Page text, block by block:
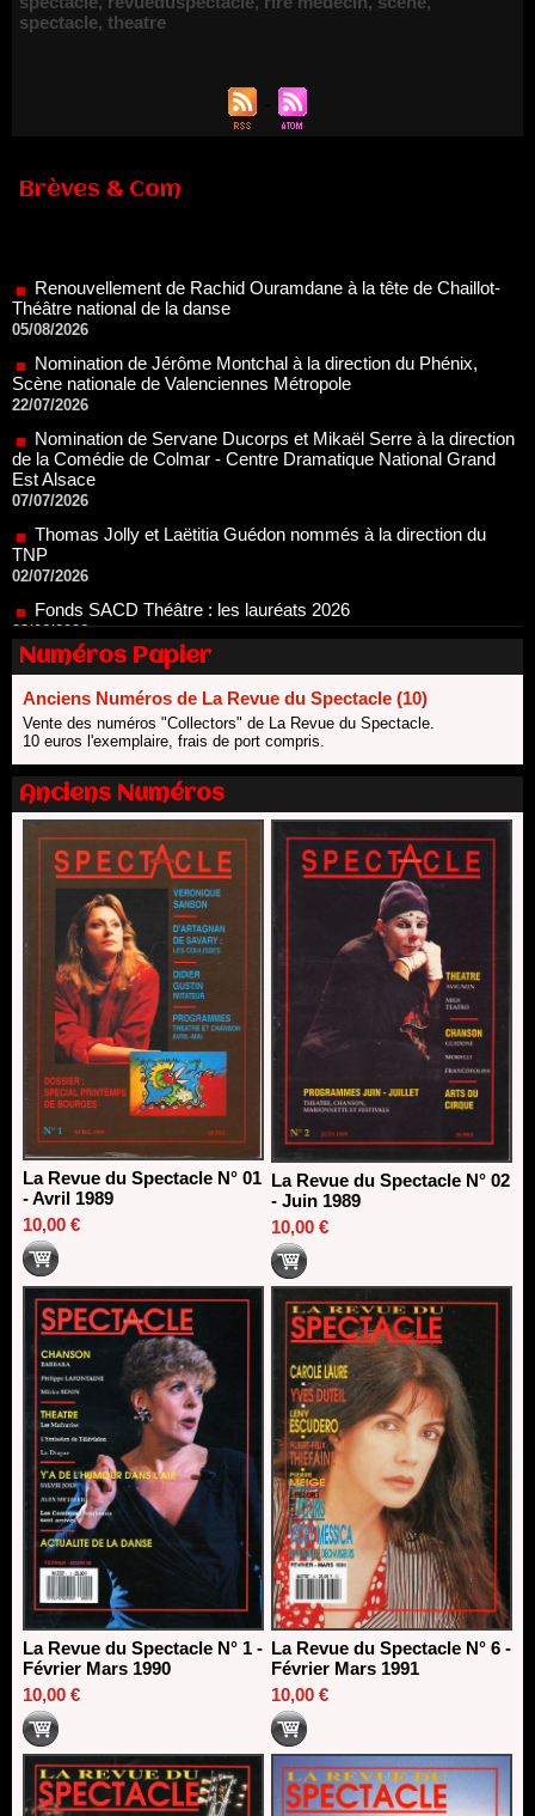
spectacle, theatre
Brèves & Com
05/08/2026
Nomination de Jérôme Montchal à la direction du Phénix,
Scène nationale de Valenciennes Métropole
22/07/2026
Nomination de Servane Ducorps et Mikaël Serre à la direction
de la Comédie de Colmar - Centre Dramatique National Grand
Est Alsace
07/07/2026
Thomas Jolly et Laëtitia Guédon nommés à la direction du
TNP
02/07/2026
Fonds SACD Théâtre : les lauréats 2026
23/06/2026
Dispositif ARTCENA Écrire pour le cirque, les lauréats 2026 !
20/06/2026
Le palmarès des prix SACD 2026
18/06/2026
Les 10 lauréats du Fonds Grandes Formes Théâtre 2026
SACD
13/06/2026
Nomination de Nathalie Garraud et Olivier Saccomano à la
direction du Théâtre de Gennevilliers - CDN
13/06/2026
Dispositif SACD Auteurs d'espaces : les lauréats 2026
Numéros Papier
Anciens Numéros de La Revue du Spectacle (10)
Vente des numéros "Collectors" de La Revue du Spectacle.
10 euros l'exemplaire, frais de port compris.
Anciens Numéros
La Revue du Spectacle N° 01
- Avril 1989
10,00 €
La Revue du Spectacle N° 02
- Juin 1989
10,00 €
La Revue du Spectacle N° 1 -
Février Mars 1990
10,00 €
La Revue du Spectacle N° 6 -
Février Mars 1991
10,00 €